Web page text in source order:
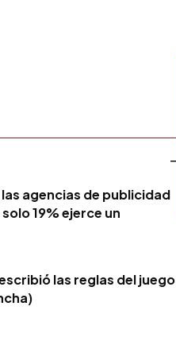
agencias de publicidad
19% ejerce un
las reglas del juego